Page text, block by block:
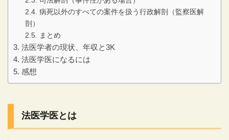
病死以外のすべての案件を扱う行政解剖（監察医解
剖）
まとめ
法医学者の現状、年収と3K
法医学医になるには
感想
法医学医とは